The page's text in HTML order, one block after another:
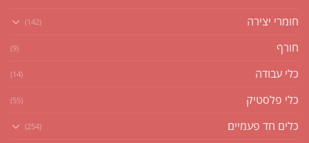
חומרי יצירה (142)
חורף (9)
כלי עבודה (14)
כלי פלסטיק (55)
כלים חד פעמיים (254)